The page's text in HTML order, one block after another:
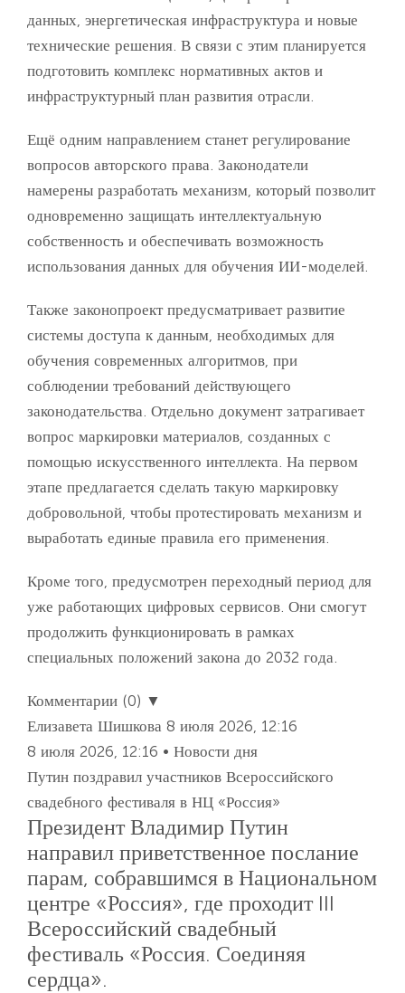
данных, энергетическая инфраструктура и новые
технические решения. В связи с этим планируется
подготовить комплекс нормативных актов и
инфраструктурный план развития отрасли.
Ещё одним направлением станет регулирование
вопросов авторского права. Законодатели
намерены разработать механизм, который позволит
одновременно защищать интеллектуальную
собственность и обеспечивать возможность
использования данных для обучения ИИ-моделей.
Также законопроект предусматривает развитие
системы доступа к данным, необходимых для
обучения современных алгоритмов, при
соблюдении требований действующего
законодательства. Отдельно документ затрагивает
вопрос маркировки материалов, созданных с
помощью искусственного интеллекта. На первом
этапе предлагается сделать такую маркировку
добровольной, чтобы протестировать механизм и
выработать единые правила его применения.
Кроме того, предусмотрен переходный период для
уже работающих цифровых сервисов. Они смогут
продолжить функционировать в рамках
специальных положений закона до 2032 года.
Комментарии (0) ▼
Елизавета Шишкова 8 июля 2026, 12:16
8 июля 2026, 12:16 • Новости дня
Путин поздравил участников Всероссийского
свадебного фестиваля в НЦ «Россия»
Президент Владимир Путин
направил приветственное послание
парам, собравшимся в Национальном
центре «Россия», где проходит III
Всероссийский свадебный
фестиваль «Россия. Соединяя
сердца».